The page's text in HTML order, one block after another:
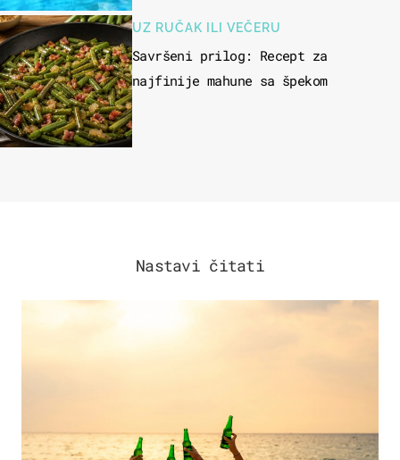
UZ RUČAK ILI VEČERU
Savršeni prilog: Recept za
najfinije mahune sa špekom
Nastavi čitati